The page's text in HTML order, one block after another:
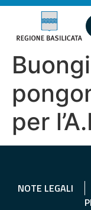
per
NOTE LEGALI